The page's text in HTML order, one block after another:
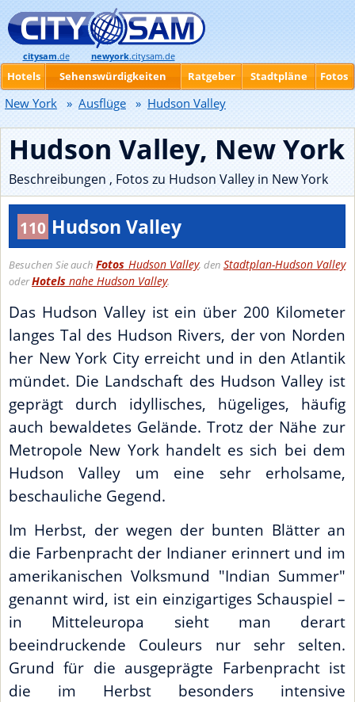
Hudson Valley, New York
Beschreibungen , Fotos zu Hudson Valley in New York
110 Hudson Valley
Besuchen Sie auchFotos Hudson Valley, den Stadtplan-Hudson Valley
oderHotels nahe Hudson Valley.
Das Hudson Valley ist ein über 200 Kilometer
langes Tal des Hudson Rivers, der von Norden
her New York City erreicht und in den Atlantik
mündet. Die Landschaft des Hudson Valley ist
geprägt durch idyllisches, hügeliges, häufig
auch bewaldetes Gelände. Trotz der Nähe zur
Metropole New York handelt es sich bei dem
Hudson Valley um eine sehr erholsame,
beschauliche Gegend.
Im Herbst, der wegen der bunten Blätter an
die Farbenpracht der Indianer erinnert und im
amerikanischen Volksmund "Indian Summer"
genannt wird, ist ein einzigartiges Schauspiel –
in Mitteleuropa sieht man derart
beeindruckende Couleurs nur sehr selten.
Grund für die ausgeprägte Farbenpracht ist
die im Herbst besonders intensive
citysam.de newyork.citysam.de
Hotels Sehenswürdigkeiten Ratgeber Stadtpläne Fotos
New York » Ausflüge » Hudson Valley